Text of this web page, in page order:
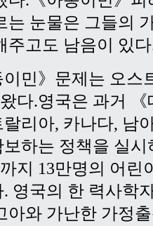
는 눈물은 그들의
주고도 남음이 있
민》문제는 오스
다.영국은 과거
리아, 카나다, 남
하는 정책을 실
지 13만명의 어린
영국의 한 력사학
아와 가난한 가정